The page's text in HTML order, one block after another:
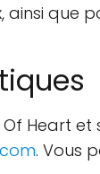
que
Heart
. Vous